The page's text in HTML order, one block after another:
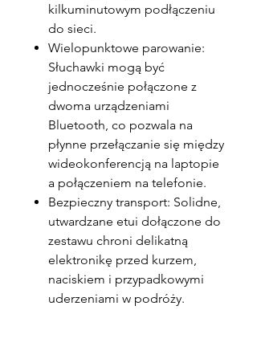
kilkuminutowym podłączeniu
do sieci.
Wielopunktowe parowanie:
Słuchawki mogą być
jednocześnie połączone z
dwoma urządzeniami
Bluetooth, co pozwala na
płynne przełączanie się między
wideokonferencją na laptopie
a połączeniem na telefonie.
Bezpieczny transport: Solidne,
utwardzane etui dołączone do
zestawu chroni delikatną
elektronikę przed kurzem,
naciskiem i przypadkowymi
uderzeniami w podróży.